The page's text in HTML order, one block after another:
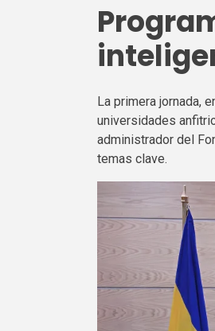
La primera jornada,
universidades
administrador del
temas clave.